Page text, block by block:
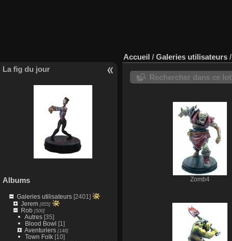
La fig du jour
Albums
Galeries utilisateurs[2401]
Jerem[855]
Rob[500]
Autres[35]
Blood Bowl
[1]
Aventuriers[148]
Town Folk[10]
Accueil / Galeries utilisateurs /
Rechercher dans ce lot
Zomb4